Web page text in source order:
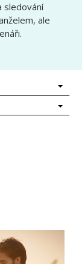
sledování
ale